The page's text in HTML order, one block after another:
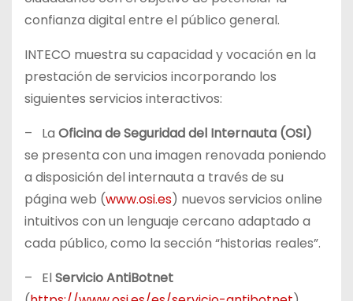
confianza digital entre el público general.
INTECO muestra su capacidad y vocación en la
prestación de servicios incorporando los
siguientes servicios interactivos:
– La Oficina de Seguridad del Internauta (OSI)
se presenta con una imagen renovada poniendo
a disposición del internauta a través de su
página web (www.osi.es) nuevos servicios online
intuitivos con un lenguaje cercano adaptado a
cada público, como la sección “historias reales”.
– ElServicio AntiBotnet